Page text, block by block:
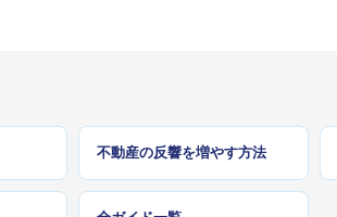
不動産の反響を増やす方法